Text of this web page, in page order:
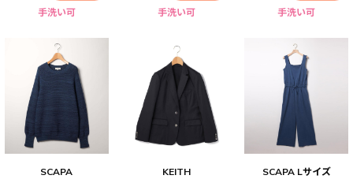
手洗い可 手洗い可 手洗い可
SCAPA KEITH SCAPA Lサイズ